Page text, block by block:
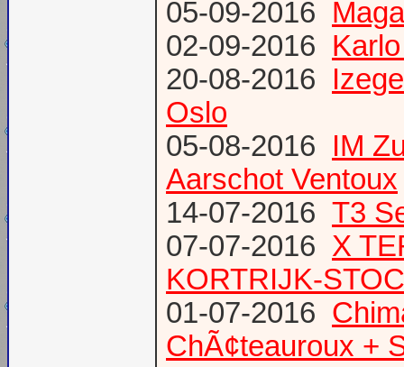
05-09-2016
02-09-2016
20-08-2016
Oslo
05-08-2016 IM
Aarschot Ventoux
14-07-2016 T3
07-07-2016 X
KORTRIJK-
01-07-2016
ChÃ¢teauroux +